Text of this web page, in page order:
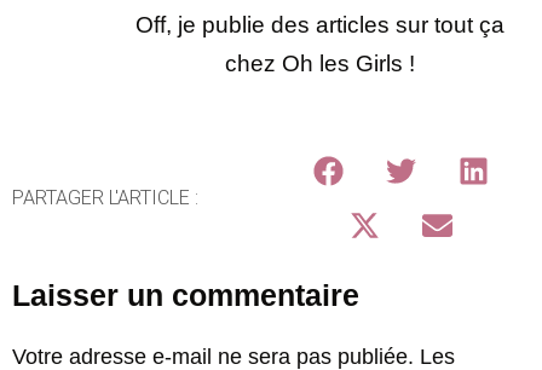
Off, je publie des articles sur tout ça
chez Oh les Girls !
PARTAGER L'ARTICLE :
Laisser un commentaire
Votre adresse e-mail ne sera pas publiée. Les